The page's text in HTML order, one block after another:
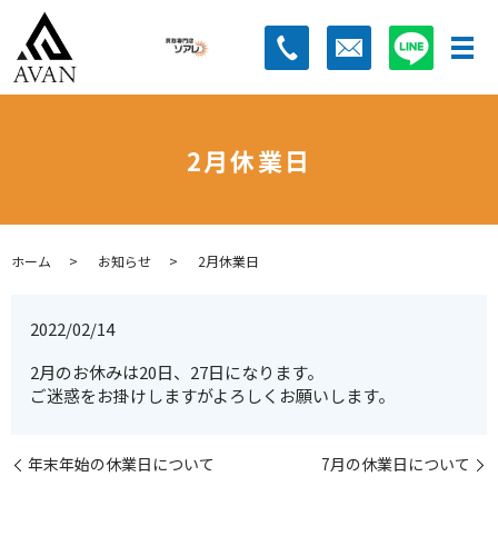
2月休業日
ホーム お知らせ 2月休業日
2022/02/14
2月のお休みは20日、27日になります。
ご迷惑をお掛けしますがよろしくお願いします。
年末年始の休業日について 7月の休業日について